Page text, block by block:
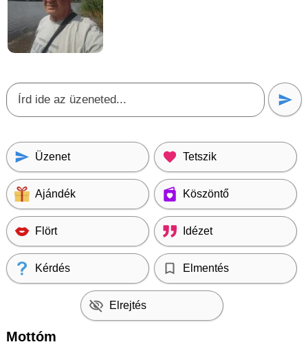
Üzenet Tetszik
Ajándék Köszöntő
Flört Idézet
Kérdés Elmentés
Elrejtés
Mottóm